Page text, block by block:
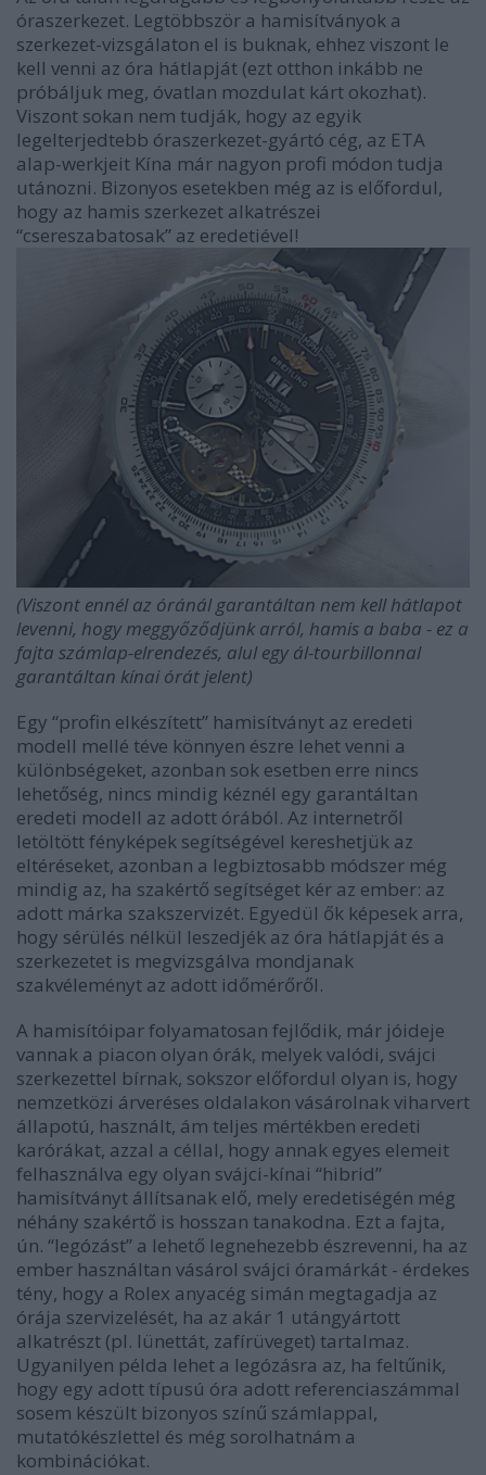
óraszerkezet. Legtöbbször a hamisítványok a
szerkezet-vizsgálaton el is buknak, ehhez viszont le
kell venni az óra hátlapját (ezt otthon inkább ne
próbáljuk meg, óvatlan mozdulat kárt okozhat).
Viszont sokan nem tudják, hogy az egyik
legelterjedtebb óraszerkezet-gyártó cég, az ETA
alap-werkjeit Kína már nagyon profi módon tudja
utánozni. Bizonyos esetekben még az is előfordul,
hogy az hamis szerkezet alkatrészei
“csereszabatosak” az eredetiével!
(Viszont ennél az óránál garantáltan nem kell hátlapot
levenni, hogy meggyőződjünk arról, hamis a baba - ez a
fajta számlap-elrendezés, alul egy ál-tourbillonnal
garantáltan kínai órát jelent)
Egy “profin elkészített” hamisítványt az eredeti
modell mellé téve könnyen észre lehet venni a
különbségeket, azonban sok esetben erre nincs
lehetőség, nincs mindig kéznél egy garantáltan
eredeti modell az adott órából. Az internetről
letöltött fényképek segítségével kereshetjük az
eltéréseket, azonban a legbiztosabb módszer még
mindig az, ha szakértő segítséget kér az ember: az
adott márka szakszervizét. Egyedül ők képesek arra,
hogy sérülés nélkül leszedjék az óra hátlapját és a
szerkezetet is megvizsgálva mondjanak
szakvéleményt az adott időmérőről.
A hamisítóipar folyamatosan fejlődik, már jóideje
vannak a piacon olyan órák, melyek valódi, svájci
szerkezettel bírnak, sokszor előfordul olyan is, hogy
nemzetközi árveréses oldalakon vásárolnak viharvert
állapotú, használt, ám teljes mértékben eredeti
karórákat, azzal a céllal, hogy annak egyes elemeit
felhasználva egy olyan svájci-kínai “hibrid”
hamisítványt állítsanak elő, mely eredetiségén még
néhány szakértő is hosszan tanakodna. Ezt a fajta,
ún. “legózást” a lehető legnehezebb észrevenni, ha az
ember használtan vásárol svájci óramárkát - érdekes
tény, hogy a Rolex anyacég simán megtagadja az
órája szervizelését, ha az akár 1 utángyártott
alkatrészt (pl. lünettát, zafírüveget) tartalmaz.
Ugyanilyen példa lehet a legózásra az, ha feltűnik,
hogy egy adott típusú óra adott referenciaszámmal
sosem készült bizonyos színű számlappal,
mutatókészlettel és még sorolhatnám a
kombinációkat.